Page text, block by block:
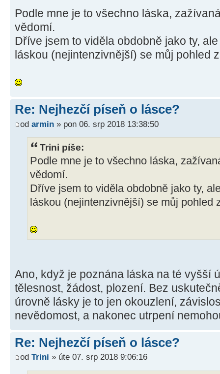
Podle mne je to všechno láska,
vědomí.
Dříve jsem to viděla obdobně jako ty,
láskou (nejintenzivnější) se můj pohled
Re: Nejhezčí píseň o lásce?
od armin » pon 06. srp 2018 13:38:50
Trini píše:
Podle mne je to všechno láska,
vědomí.
Dříve jsem to viděla obdobně jako ty,
láskou (nejintenzivnější) se můj pohled
Ano, když je poznána láska na té vyšší
tělesnost, žádost, plození. Bez
úrovně lásky je to jen okouzlení,
nevědomost, a nakonec utrpení
Re: Nejhezčí píseň o lásce?
od Trini » úte 07. srp 2018 9:06:16